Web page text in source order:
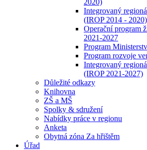
2020)
Integrovaný
(IROP 2014 - 2020)
Operační program
2021-2027
Program
Program rozvoje
Integrovaný
(IROP 2021-2027)
Důležité odkazy
Knihovna
ZŠ a MŠ
Spolky & sdružení
Nabídky práce v regionu
Anketa
Obytná zóna Za hřištěm
Úřad